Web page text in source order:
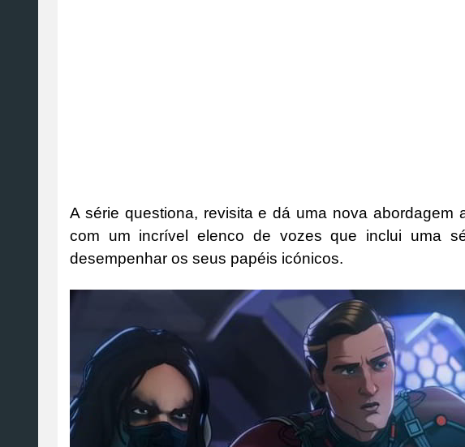
A série questiona, revisita e dá uma nova abordagem
com um incrível elenco de vozes que inclui uma
desempenhar os seus papéis icónicos.